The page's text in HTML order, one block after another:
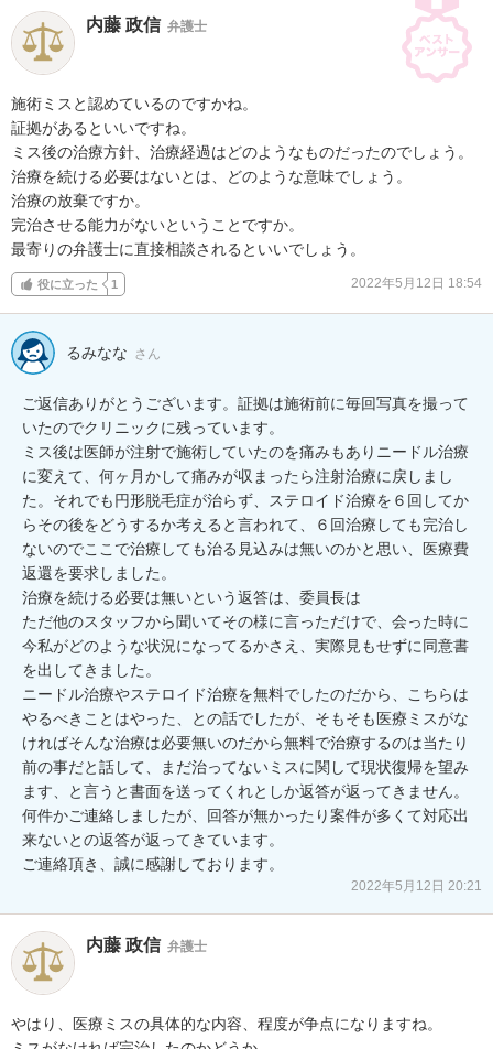
内藤 政信 弁護士
施術ミスと認めているのですかね。
証拠があるといいですね。
ミス後の治療方針、治療経過はどのようなものだったのでしょう。
治療を続ける必要はないとは、どのような意味でしょう。
治療の放棄ですか。
完治させる能力がないということですか。
最寄りの弁護士に直接相談されるといいでしょう。
役に立った 1 2022年5月12日 18:54
るみなな さん
ご返信ありがとうございます。証拠は施術前に毎回写真を撮って
いたのでクリニックに残っています。
ミス後は医師が注射で施術していたのを痛みもありニードル治療
に変えて、何ヶ月かして痛みが収まったら注射治療に戻しまし
た。それでも円形脱毛症が治らず、ステロイド治療を６回してか
らその後をどうするか考えると言われて、６回治療しても完治し
ないのでここで治療しても治る見込みは無いのかと思い、医療費
返還を要求しました。
治療を続ける必要は無いという返答は、委員長は
ただ他のスタッフから聞いてその様に言っただけで、会った時に
今私がどのような状況になってるかさえ、実際見もせずに同意書
を出してきました。
ニードル治療やステロイド治療を無料でしたのだから、こちらは
やるべきことはやった、との話でしたが、そもそも医療ミスがな
ければそんな治療は必要無いのだから無料で治療するのは当たり
前の事だと話して、まだ治ってないミスに関して現状復帰を望み
ます、と言うと書面を送ってくれとしか返答が返ってきません。
何件かご連絡しましたが、回答が無かったり案件が多くて対応出
来ないとの返答が返ってきています。
ご連絡頂き、誠に感謝しております。
2022年5月12日 20:21
内藤 政信 弁護士
やはり、医療ミスの具体的な内容、程度が争点になりますね。